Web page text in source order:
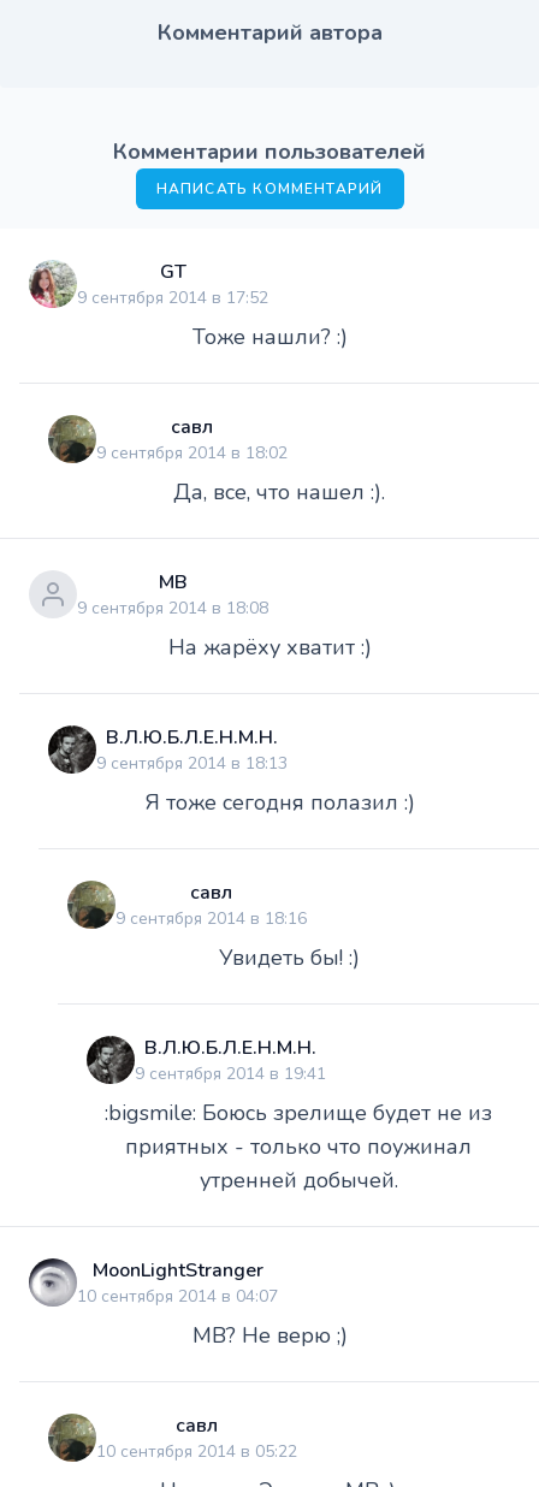
Комментарий автора
Комментарии пользователей
НАПИСАТЬ КОММЕНТАРИЙ
GT
9 сентября 2014 в 17:52
Тоже нашли? :)
савл
9 сентября 2014 в 18:02
Да, все, что нашел :).
МВ
9 сентября 2014 в 18:08
На жарёху хватит :)
В.Л.Ю.Б.Л.Е.Н.М.Н.
9 сентября 2014 в 18:13
Я тоже сегодня полазил :)
савл
9 сентября 2014 в 18:16
Увидеть бы! :)
В.Л.Ю.Б.Л.Е.Н.М.Н.
9 сентября 2014 в 19:41
:bigsmile: Боюсь зрелище будет не из
приятных - только что поужинал
утренней добычей.
MoonLightStranger
10 сентября 2014 в 04:07
МВ? Не верю ;)
савл
10 сентября 2014 в 05:22